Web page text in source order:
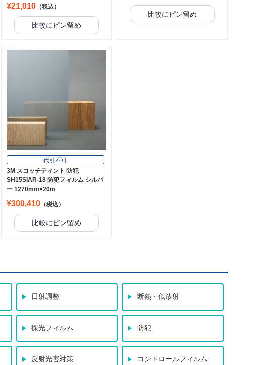
¥21,010 （税込）
比較にピン留め
比較にピン留め
代引不可
3M スコッチティント 防犯
SH15SIAR-18 防犯フィルム シルバ
ー 1270mm×20m
¥300,410 （税込）
比較にピン留め
日射調整 断熱・低放射
採光フィルム 防犯
反射光害対策 コントロールフィルム